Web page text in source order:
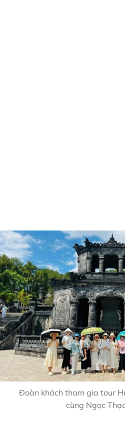
Đoàn khách tham gia tour
cùng Ngọc